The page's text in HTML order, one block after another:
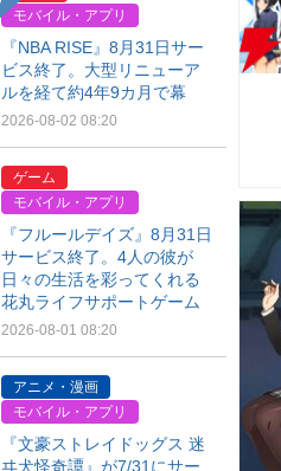
モバイル・アプリ
『NBA RISE』8月31日サー
ビス終了。大型リニューア
ルを経て約4年9カ月で幕
2026-08-02 08:20
ゲーム
モバイル・アプリ
『フルールデイズ』8月31日
サービス終了。4人の彼が
日々の生活を彩ってくれる
花丸ライフサポートゲーム
2026-08-01 08:20
アニメ・漫画
モバイル・アプリ
『文豪ストレイドッグス 迷
ヰ犬怪奇譚』が7/31にサー